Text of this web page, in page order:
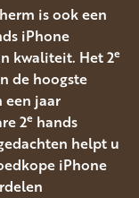
is ook een
iPhone
kwaliteit. Het 2e
de hoogste
een jaar
2e hands
helpt u
iPhone